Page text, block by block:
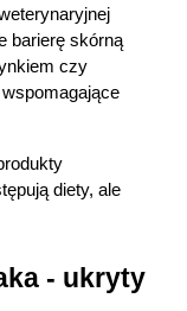
barierę skórną
czy
diety, ale
- ukryty